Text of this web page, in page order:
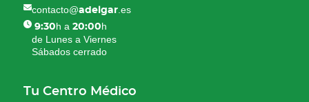
contacto@adelgar.es
9:30h a20:00h
de Lunes a Viernes
Sábados cerrado
Tu Centro Médico